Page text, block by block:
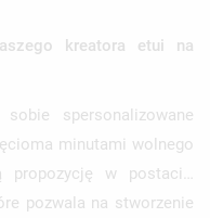
kreatora etui na
spersonalizowane
minutami wolnego
propozycję w postaci…
pozwala na stworzenie